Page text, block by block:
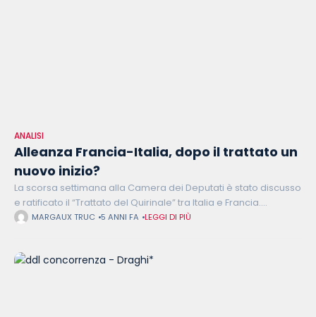
ANALISI
Alleanza Francia-Italia, dopo il trattato un
nuovo inizio?
La scorsa settimana alla Camera dei Deputati è stato discusso
e ratificato il “Trattato del Quirinale” tra Italia e Francia.
L’accordo, firmato il 26 novembre scorso dal presidente del
MARGAUX TRUC 5 ANNI FA LEGGI DI PIÙ